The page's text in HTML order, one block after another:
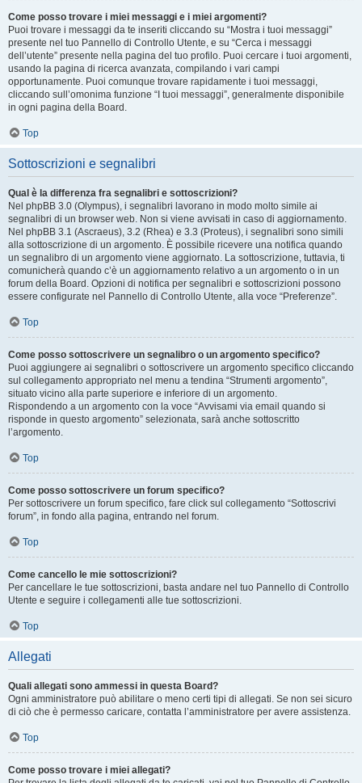
Come posso trovare i miei messaggi e i miei argomenti?
Puoi trovare i messaggi da te inseriti cliccando su “Mostra i tuoi messaggi”
presente nel tuo Pannello di Controllo Utente, e su “Cerca i messaggi
dell’utente” presente nella pagina del tuo profilo. Puoi cercare i tuoi argomenti,
usando la pagina di ricerca avanzata, compilando i vari campi
opportunamente. Puoi comunque trovare rapidamente i tuoi messaggi,
cliccando sull’omonima funzione “I tuoi messaggi”, generalmente disponibile
in ogni pagina della Board.
Top
Sottoscrizioni e segnalibri
Qual è la differenza fra segnalibri e sottoscrizioni?
Nel phpBB 3.0 (Olympus), i segnalibri lavorano in modo molto simile ai
segnalibri di un browser web. Non si viene avvisati in caso di aggiornamento.
Nel phpBB 3.1 (Ascraeus), 3.2 (Rhea) e 3.3 (Proteus), i segnalibri sono simili
alla sottoscrizione di un argomento. È possibile ricevere una notifica quando
un segnalibro di un argomento viene aggiornato. La sottoscrizione, tuttavia, ti
comunicherà quando c’è un aggiornamento relativo a un argomento o in un
forum della Board. Opzioni di notifica per segnalibri e sottoscrizioni possono
essere configurate nel Pannello di Controllo Utente, alla voce “Preferenze”.
Top
Come posso sottoscrivere un segnalibro o un argomento specifico?
Puoi aggiungere ai segnalibri o sottoscrivere un argomento specifico cliccando
sul collegamento appropriato nel menu a tendina “Strumenti argomento”,
situato vicino alla parte superiore e inferiore di un argomento.
Rispondendo a un argomento con la voce “Avvisami via email quando si
risponde in questo argomento” selezionata, sarà anche sottoscritto
l’argomento.
Top
Come posso sottoscrivere un forum specifico?
Per sottoscrivere un forum specifico, fare click sul collegamento “Sottoscrivi
forum”, in fondo alla pagina, entrando nel forum.
Top
Come cancello le mie sottoscrizioni?
Per cancellare le tue sottoscrizioni, basta andare nel tuo Pannello di Controllo
Utente e seguire i collegamenti alle tue sottoscrizioni.
Top
Allegati
Quali allegati sono ammessi in questa Board?
Ogni amministratore può abilitare o meno certi tipi di allegati. Se non sei sicuro
di ciò che è permesso caricare, contatta l’amministratore per avere assistenza.
Top
Come posso trovare i miei allegati?